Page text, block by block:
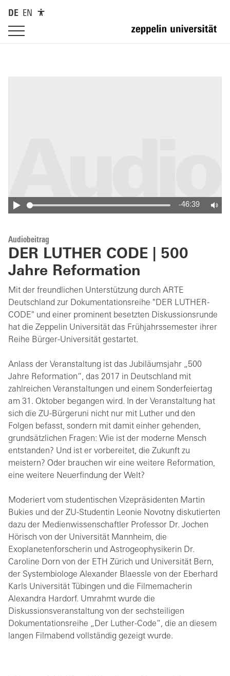
DE EN
-46:39
Audiobeitrag
DER LUTHER CODE | 500
Jahre Reformation
Mit der freundlichen Unterstützung durch ARTE
Deutschland zur Dokumentationsreihe "DER LUTHER-
CODE" und einer prominent besetzten Diskussionsrunde
hat die Zeppelin Universität das Frühjahrssemester ihrer
Reihe Bürger-Universität gestartet.
Anlass der Veranstaltung ist das Jubiläumsjahr „500
Jahre Reformation“, das 2017 in Deutschland mit
zahlreichen Veranstaltungen und einem Sonderfeiertag
am 31. Oktober begangen wird. In der Veranstaltung hat
sich die ZU-Bürgeruni nicht nur mit Luther und den
Folgen befasst, sondern mit damit einher gehenden,
grundsätzlichen Fragen: Wie ist der moderne Mensch
entstanden? Und ist er vorbereitet, die Zukunft zu
meistern? Oder brauchen wir eine weitere Reformation,
eine weitere Neuerfindung der Welt?
Moderiert vom studentischen Vizepräsidenten Martin
Bukies und der ZU-Studentin Leonie Novotny diskutierten
dazu der Medienwissenschaftler Professor Dr. Jochen
Hörisch von der Universität Mannheim, die
Exoplanetenforscherin und Astrogeophysikerin Dr.
Caroline Dorn von der ETH Zürich und Universität Bern,
der Systembiologe Alexander Blaessle von der Eberhard
Karls Universität Tübingen und die Filmemacherin
Alexandra Hardorf. Umrahmt wurde die
Diskussionsveranstaltung von der sechsteiligen
Dokumentationsreihe „Der Luther-Code“, die an diesem
langen Filmabend vollständig gezeigt wurde.